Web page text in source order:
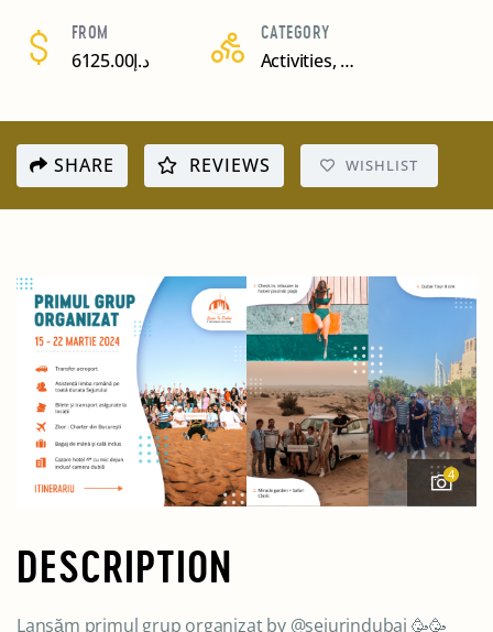
FROM
د.إ6125.00
CATEGORY
Activities, Pachete sejur
SHARE REVIEWS WISHLIST
4
DESCRIPTION
Lansăm primul grup organizat by @sejurindubai 🥳🥳